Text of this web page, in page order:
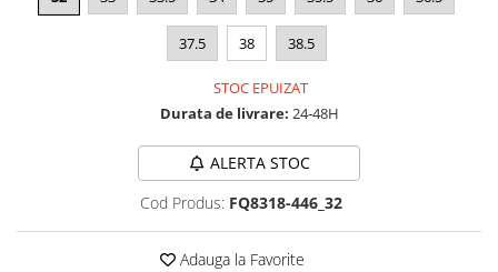
37.5 38 38.5
STOC EPUIZAT
Durata de livrare: 24-48H
ALERTA STOC
Cod Produs: FQ8318-446_32
Adauga la Favorite